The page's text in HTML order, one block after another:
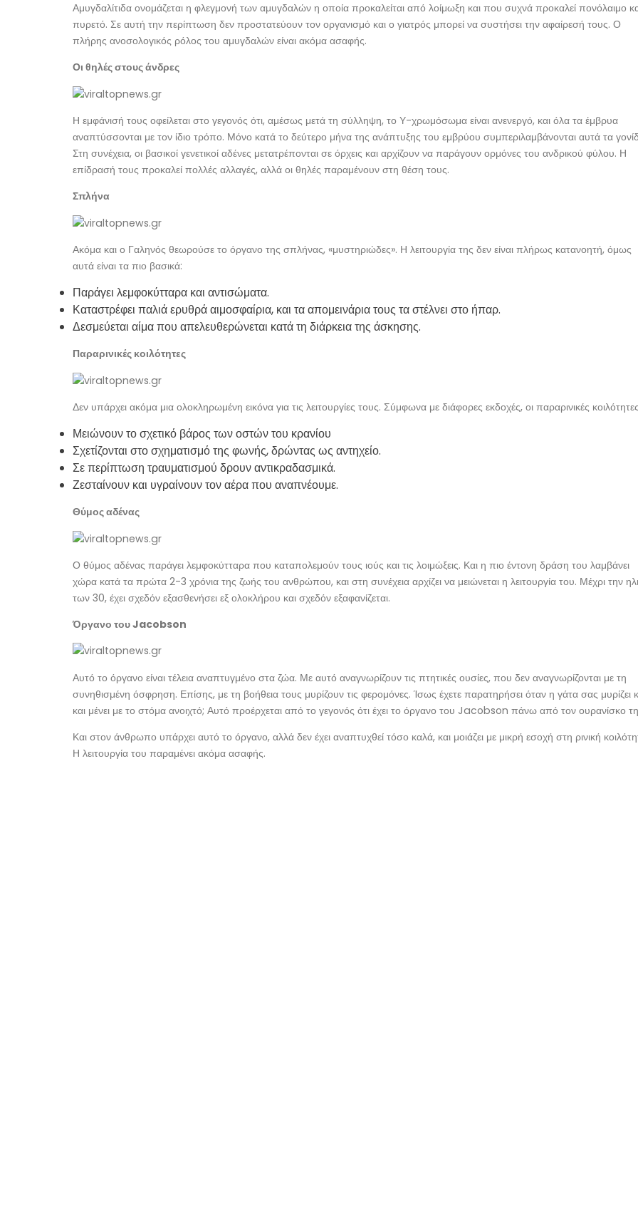
Αμυγδαλίτιδα ονομάζεται η φλεγμονή των αμυγδαλών η οποία προκαλείται από λοίμωξη και που συχνά προκαλεί πονόλαιμο
πυρετό. Σε αυτή την περίπτωση δεν προστατεύουν τον οργανισμό και ο γιατρός μπορεί να συστήσει την αφαίρεσή τους. Ο
πλήρης ανοσολογικός ρόλος του αμυγδαλών είναι ακόμα ασαφής.
Οι θηλές στους άνδρες
Η εμφάνισή τους οφείλεται στο γεγονός ότι, αμέσως μετά τη σύλληψη, το Υ-χρωμόσωμα είναι ανενεργό, και όλα τα έμβρυα
αναπτύσσονται με τον ίδιο τρόπο. Μόνο κατά το δεύτερο μήνα της ανάπτυξης του εμβρύου συμπεριλαμβάνονται αυτά τα
Στη συνέχεια, οι βασικοί γενετικοί αδένες μετατρέπονται σε όρχεις και αρχίζουν να παράγουν ορμόνες του ανδρικού φύλου. Η
επίδρασή τους προκαλεί πολλές αλλαγές, αλλά οι θηλές παραμένουν στη θέση τους.
Σπλήνα
Ακόμα και ο Γαληνός θεωρούσε το όργανο της σπλήνας, «μυστηριώδες». Η λειτουργία της δεν είναι πλήρως κατανοητή, όμως
αυτά είναι τα πιο βασικά:
Παράγει λεμφοκύτταρα και αντισώματα.
Καταστρέφει παλιά ερυθρά αιμοσφαίρια, και τα απομεινάρια τους τα στέλνει στο ήπαρ.
Δεσμεύεται αίμα που απελευθερώνεται κατά τη διάρκεια της άσκησης.
Παραρινικές κοιλότητες
Δεν υπάρχει ακόμα μια ολοκληρωμένη εικόνα για τις λειτουργίες τους. Σύμφωνα με διάφορες εκδοχές, οι παραρινικές
Μειώνουν το σχετικό βάρος των οστών του κρανίου
Σχετίζονται στο σχηματισμό της φωνής, δρώντας ως αντηχείο.
Σε περίπτωση τραυματισμού δρουν αντικραδασμικά.
Ζεσταίνουν και υγραίνουν τον αέρα που αναπνέουμε.
Θύμος αδένας
Ο θύμος αδένας παράγει λεμφοκύτταρα που καταπολεμούν τους ιούς και τις λοιμώξεις. Και η πιο έντονη δράση του λαμβάνει
χώρα κατά τα πρώτα 2-3 χρόνια της ζωής του ανθρώπου, και στη συνέχεια αρχίζει να μειώνεται η λειτουργία του. Μέχρι την
των 30, έχει σχεδόν εξασθενήσει εξ ολοκλήρου και σχεδόν εξαφανίζεται.
Όργανο του Jacobson
Αυτό το όργανο είναι τέλεια αναπτυγμένο στα ζώα. Με αυτό αναγνωρίζουν τις πτητικές ουσίες, που δεν αναγνωρίζονται με τη
συνηθισμένη όσφρηση. Επίσης, με τη βοήθεια τους μυρίζουν τις φερομόνες. Ίσως έχετε παρατηρήσει όταν η γάτα σας μυρίζει
και μένει με το στόμα ανοιχτό; Αυτό προέρχεται από το γεγονός ότι έχει το όργανο του Jacobson πάνω από τον ουρανίσκο
Και στον άνθρωπο υπάρχει αυτό το όργανο, αλλά δεν έχει αναπτυχθεί τόσο καλά, και μοιάζει με μικρή εσοχή στη ρινική
Η λειτουργία του παραμένει ακόμα ασαφής.